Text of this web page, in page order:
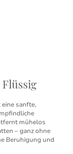
sanfte,
mühelos
– ganz ohne
Beruhigung und